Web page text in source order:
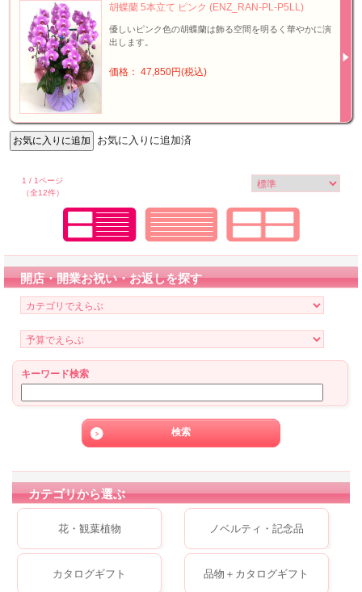
胡蝶蘭 5本立て ピンク (ENZ_RAN-PL-P5LL)
優しいピンク色の胡蝶蘭は飾る空間を明るく華やかに演
出します。
価格： 47,850円(税込)
お気に入りに追加済
1 / 1ページ
（全12件）
開店・開業お祝い・お返しを探す
キーワード検索
カテゴリから選ぶ
花・観葉植物 ノベルティ・記念品
カタログギフト 品物＋カタログギフト